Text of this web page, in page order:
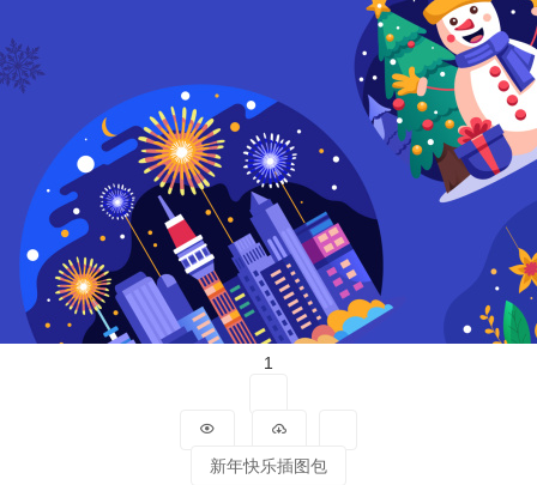
1
新年快乐插图包